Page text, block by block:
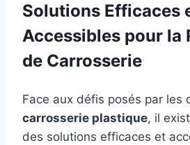
Solutions Efficaces
Accessibles pour la
de Carrosserie
Face aux défis posés par les
carrosserie plastique, il
des solutions efficaces et